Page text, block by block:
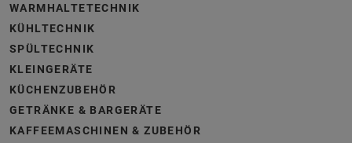
WARMHALTETECHNIK
KÜHLTECHNIK
SPÜLTECHNIK
KLEINGERÄTE
KÜCHENZUBEHÖR
GETRÄNKE & BARGERÄTE
KAFFEEMASCHINEN & ZUBEHÖR